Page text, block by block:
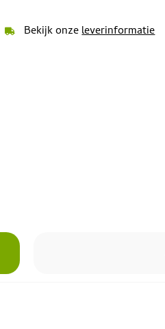
Bekijk onzeleverinformatie